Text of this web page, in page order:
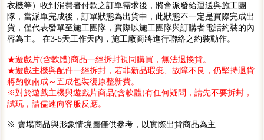
衣機等）收到消費者付款之訂單需求後，將會派發給運送與施工團
隊，當派單完成後，訂單狀態為出貨中，此狀態不一定是實際完成出
貨，僅代表發單至施工團隊，實際以施工團隊與訂購者電話約裝的內
容為主。 在3-5天工作天內，施工廠商將進行聯絡之約裝動作。
★遊戲片(含軟體)商品一經拆封視同購買，無法退換貨。
★遊戲主機與配件一經拆封，若非新品瑕疵、故障不良，仍堅持退貨
將酌收兩成～五成包裝復原整新費。
※對於遊戲主機與遊戲片商品(含軟體)有任何疑問，請先不要拆封，
試玩，請儘速向客服反應。
※ 賣場商品與形象情境圖僅供參考，以實際出貨商品為主